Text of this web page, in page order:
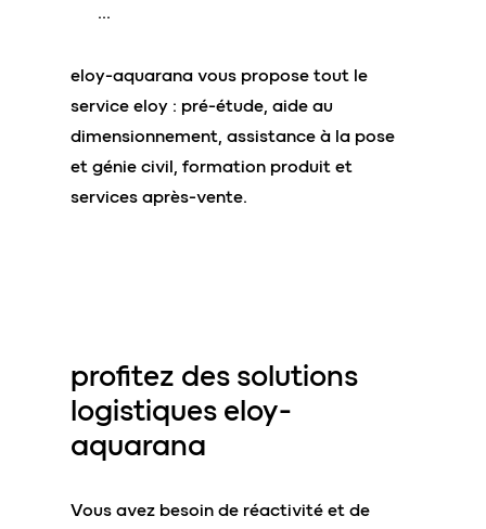
…
eloy-aquarana vous propose tout le
service eloy : pré-étude, aide au
dimensionnement, assistance à la pose
et génie civil, formation produit et
services après-vente.
profitez des solutions
logistiques eloy-
aquarana
Vous avez besoin de réactivité et de